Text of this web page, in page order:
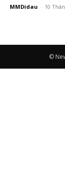
MMDidau - 10
©